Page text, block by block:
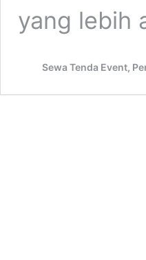
yang lebih
Sewa Tenda Event,